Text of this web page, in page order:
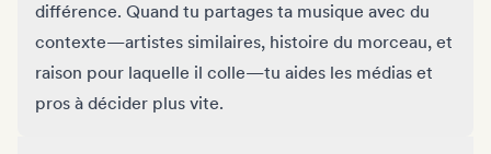
différence. Quand tu partages ta musique avec du
contexte—artistes similaires, histoire du morceau, et
raison pour laquelle il colle—tu aides les médias et
pros à décider plus vite.